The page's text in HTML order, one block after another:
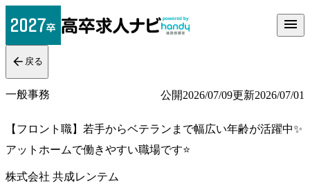
戻る
一般事務 公開2026/07/09更新2026/07/01
【フロント職】若手からベテランまで幅広い年齢が活躍中✨
アットホームで働きやすい職場です⭐
株式会社 共成レンテム